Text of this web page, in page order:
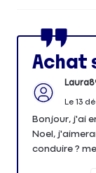
Achat
Le 13
Bonjour, j'ai
Noel,
conduire ?